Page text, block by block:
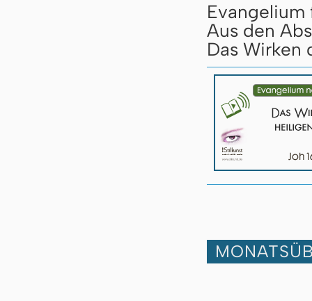
Evangelium
Aus den
Das Wirken